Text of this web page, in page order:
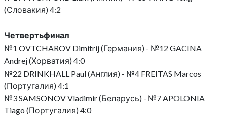
(Словакия) 4:2
Четвертьфинал
№1 OVTCHAROV Dimitrij (Германия) - №12 GACINA
Andrej (Хорватия) 4:0
№22 DRINKHALL Paul (Англия) - №4 FREITAS Marcos
(Португалия) 4:1
№3 SAMSONOV Vladimir (Беларусь) - №7 APOLONIA
Tiago (Португалия) 4:0